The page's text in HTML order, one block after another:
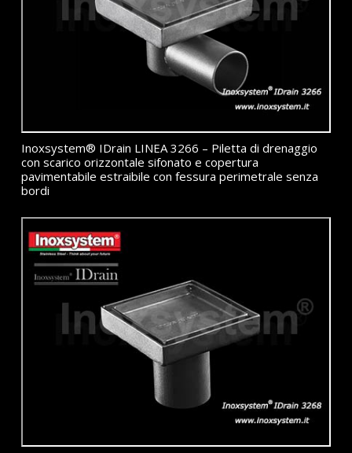
Inoxsystem® IDrain LINEA 3266 – Piletta di drenaggio
con scarico orizzontale sifonato e copertura
pavimentabile estraibile con fessura perimetrale senza
bordi